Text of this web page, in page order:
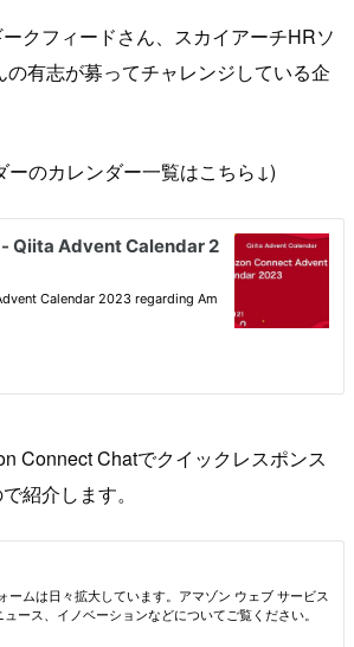
クフィードさん、スカイアーチHRソ
の有志が募ってチャレンジしている企
ーのカレンダー一覧はこちら↓)
Connect Chatでクイックレスポンス
紹介します。